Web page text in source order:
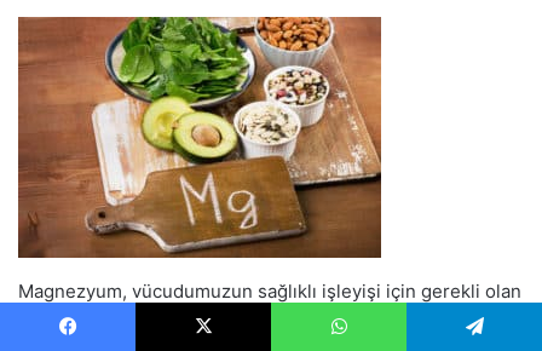
Magnezyum, vücudumuzun sağlıklı işleyişi için gerekli olan
bir mineraldir ve bu nedenle diyetimizde yeterli miktarda